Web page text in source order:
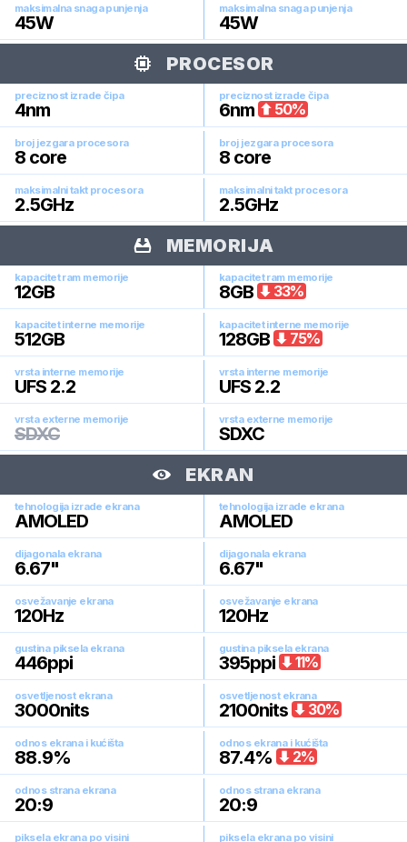
maksimalna snaga punjenja
45W
maksimalna snaga punjenja
45W
PROCESOR
preciznost izrade čipa
4nm
preciznost izrade čipa
6nm 50%
broj jezgara procesora
8 core
broj jezgara procesora
8 core
maksimalni takt procesora
2.5GHz
maksimalni takt procesora
2.5GHz
MEMORIJA
kapacitet ram memorije
12GB
kapacitet ram memorije
8GB 33%
kapacitet interne memorije
512GB
kapacitet interne memorije
128GB 75%
vrsta interne memorije
UFS 2.2
vrsta interne memorije
UFS 2.2
vrsta externe memorije
SDXC
vrsta externe memorije
SDXC
EKRAN
tehnologija izrade ekrana
AMOLED
tehnologija izrade ekrana
AMOLED
dijagonala ekrana
6.67"
dijagonala ekrana
6.67"
osvežavanje ekrana
120Hz
osvežavanje ekrana
120Hz
gustina piksela ekrana
446ppi
gustina piksela ekrana
395ppi 11%
osvetljenost ekrana
3000nits
osvetljenost ekrana
2100nits 30%
odnos ekrana i kućišta
88.9%
odnos ekrana i kućišta
87.4% 2%
odnos strana ekrana
20:9
odnos strana ekrana
20:9
piksela ekrana po visini piksela ekrana po visini